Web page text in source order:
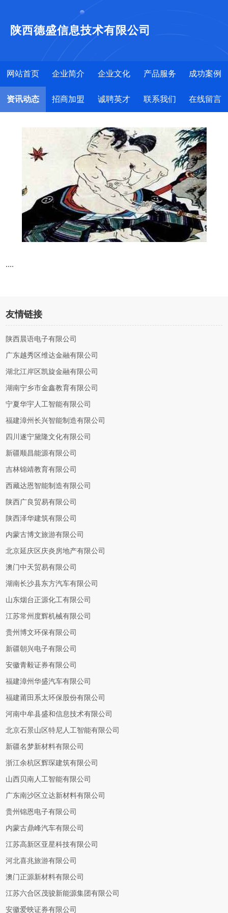
陕西德盛信息技术有限公司
网站首页 企业简介 企业文化 产品服务 成功案例
资讯动态 招商加盟 诚聘英才 联系我们 在线留言
....
友情链接
陕西晨语电子有限公司
广东越秀区维达金融有限公司
湖北江岸区凯旋金融有限公司
湖南宁乡市金鑫教育有限公司
宁夏华宇人工智能有限公司
福建漳州长兴智能制造有限公司
四川遂宁黛隆文化有限公司
新疆顺昌能源有限公司
吉林锦靖教育有限公司
西藏达恩智能制造有限公司
陕西广良贸易有限公司
陕西泽华建筑有限公司
内蒙古博文旅游有限公司
北京延庆区庆炎房地产有限公司
澳门中天贸易有限公司
湖南长沙县东方汽车有限公司
山东烟台正源化工有限公司
江苏常州度辉机械有限公司
贵州博文环保有限公司
新疆朝兴电子有限公司
安徽青毅证券有限公司
福建漳州华盛汽车有限公司
福建莆田系太环保股份有限公司
河南中牟县盛和信息技术有限公司
北京石景山区特尼人工智能有限公司
新疆名梦新材料有限公司
浙江余杭区辉琛建筑有限公司
山西贝南人工智能有限公司
广东南沙区立达新材料有限公司
贵州锦恩电子有限公司
内蒙古鼎峰汽车有限公司
江苏高新区亚星科技有限公司
河北喜兆旅游有限公司
澳门正源新材料有限公司
江苏六合区茂骏新能源集团有限公司
安徽爱映证券有限公司